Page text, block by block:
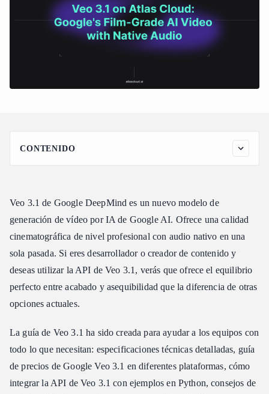
CONTENIDO
Veo 3.1 de un vistazo
Salida cinematográfica de calidad de emisión
Generación de audio nativo
Profundidad de campo profesional
Ciencia y corrección de color
Coherencia de escena constante
Precios de la API de Atlas Cloud (Recomendado)
Comparativa de costes: Veo 3.1 a escala
Cómo acceder a la API de Veo 3.1
Paso 1: Obtén tu API Key
Veo 3.1 de Google DeepMind es un nuevo modelo de
generación de vídeo por IA de Google AI. Ofrece una calidad
cinematográfica de nivel profesional con audio nativo en una
sola pasada. Si eres desarrollador o creador de contenido y
deseas utilizar la API de Veo 3.1, verás que ofrece el equilibrio
perfecto entre acabado y asequibilidad que la diferencia de otras
opciones actuales.
La guía de Veo 3.1 ha sido creada para ayudar a los equipos con
todo lo que necesitan: especificaciones técnicas detalladas, guía
de precios de Google Veo 3.1 en diferentes plataformas, cómo
integrar la API de Veo 3.1 con ejemplos en Python, consejos de